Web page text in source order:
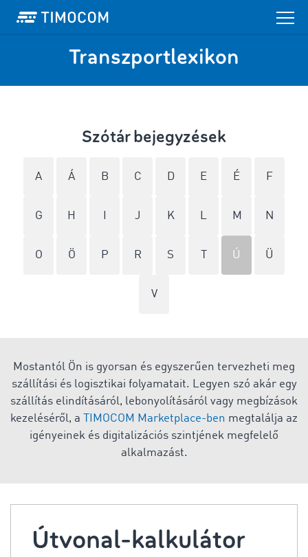
Transzportlexikon
Szótár bejegyzések
A Á B C D E É F
G H J K L M N
O Ö P R S Ú Ü
V
Mostantól Ön is gyorsan és egyszerűen tervezheti meg
szállítási és logisztikai folyamatait. Legyen szó akár egy
szállítás elindításáról, lebonyolításáról vagy megbízások
kezeléséről, a
TIMOCOM Marketplace-ben megtalálja az
igényeinek és digitalizációs szintjének megfelelő
alkalmazást.
Útvonal-kalkulátor